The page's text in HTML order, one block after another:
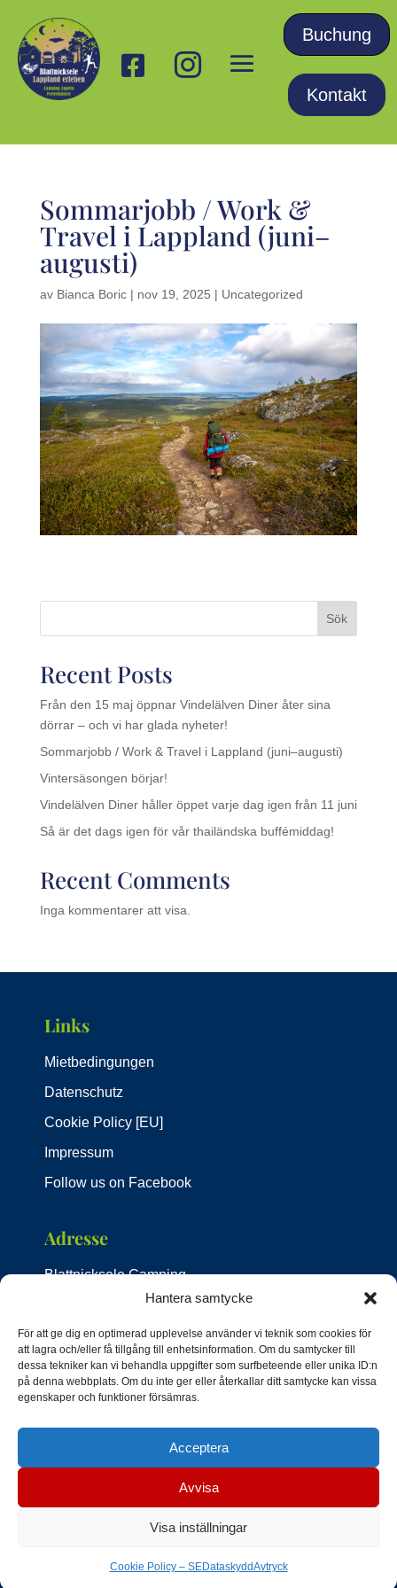
Hantera samtycke
För att ge dig en optimerad upplevelse använder vi teknik som cookies för
att lagra och/eller få tillgång till enhetsinformation. Om du samtycker till
dessa tekniker kan vi behandla uppgifter som surfbeteende eller unika ID:n
på denna webbplats. Om du inte ger eller återkallar ditt samtycke kan vissa
egenskaper och funktioner försämras.
Acceptera
Avvisa
Visa inställningar
Cookie Policy – SEDataskyddAvtryck
 
Buchung
Kontakt
Sommarjobb / Work &
Travel i Lappland (juni–
augusti)
av Bianca Boric| nov 19, 2025 | Uncategorized
Sök
Recent Posts
Från den 15 maj öppnar Vindelälven Diner åter sina
dörrar – och vi har glada nyheter!
Sommarjobb / Work & Travel i Lappland (juni–augusti)
Vintersäsongen börjar!
Vindelälven Diner håller öppet varje dag igen från 11 juni
Så är det dags igen för vår thailändska buffémiddag!
Recent Comments
Inga kommentarer att visa.
Links
Mietbedingungen
Datenschutz
Cookie Policy [EU]
Impressum
Follow us on Facebook
Adresse
Blattnicksele Camping
Schweden
Kontakt
infocampingblattnicksele@gmail.com
Webdesign by Rafael Schnell